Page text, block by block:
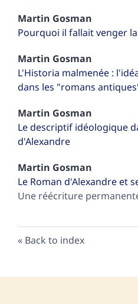
Martin Gosman
Pourquoi il fallait venger
Martin Gosman
L'Historia malmenée :
dans les "romans
Martin Gosman
Le descriptif idéologique
d'Alexandre
Martin Gosman
Le Roman d'Alexandre et
Une réécriture
Back to index